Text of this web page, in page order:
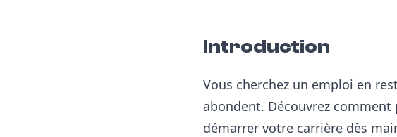
Introduction
Vous cherchez un emploi en
abondent. Découvrez
démarrer votre carrière dès